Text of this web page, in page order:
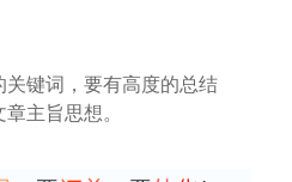
键词，要有高度的总结
主旨思想。